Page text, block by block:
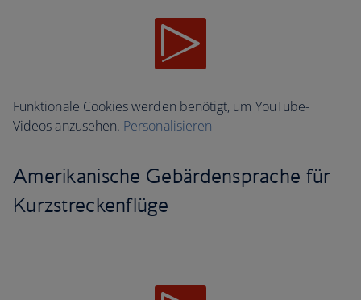
Funktionale Cookies werden benötigt, um YouTube-
Videos anzusehen. Personalisieren
Amerikanische Gebärdensprache für
Kurzstreckenflüge